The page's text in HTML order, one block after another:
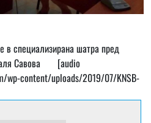
в специализирана шатра пред
Савова [audio
wp-content/uploads/2019/07/KNSB-